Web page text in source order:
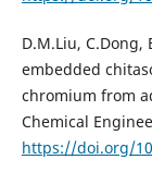
D.M.Liu,
embedded
chromium from
Chemical
https://doi.org/